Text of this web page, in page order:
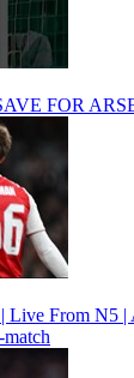
FOR
From N5 |